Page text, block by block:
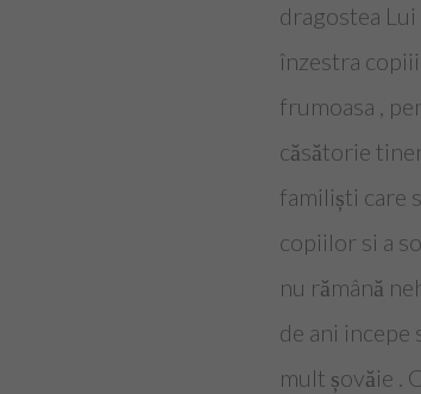
dragostea
înzestra
frumoasa ,
căsătorie
familiști care
copiilor si a
nu rămână
de ani incepe
mult șovăie .